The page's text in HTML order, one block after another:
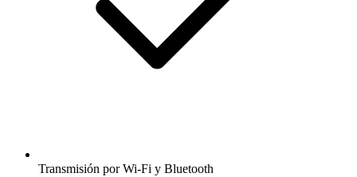
Transmisión por Wi-Fi y Bluetooth